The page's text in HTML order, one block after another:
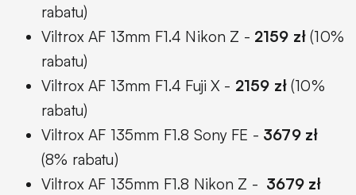
rabatu)
Viltrox AF 13mm F1.4 Nikon Z - 2159 zł (10%
rabatu)
Viltrox AF 13mm F1.4 Fuji X - 2159 zł(10%
rabatu)
Viltrox AF 135mm F1.8 Sony FE - 3679 zł
(8% rabatu)
Viltrox AF 135mm F1.8 Nikon Z - 3679 zł